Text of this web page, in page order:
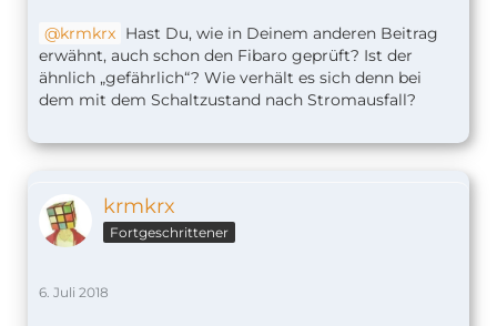
krmkrx Hast Du, wie in Deinem anderen Beitrag
erwähnt, auch schon den Fibaro geprüft? Ist der
ähnlich „gefährlich“? Wie verhält es sich denn bei
dem mit dem Schaltzustand nach Stromausfall?
krmkrx
Fortgeschrittener
6. Juli 2018